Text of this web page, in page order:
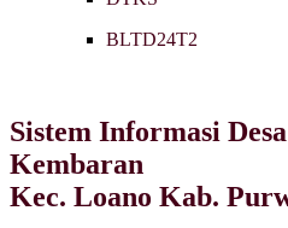
BLTD24T2
Sistem Informasi
Kembaran
Kec. Loano Kab.